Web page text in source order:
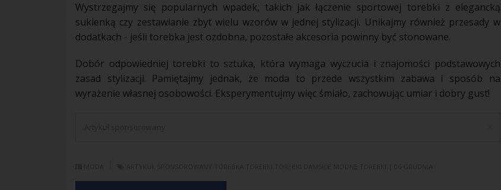
Wystrzegajmy się popularnych wpadek, takich jak łączenie sportowej torebki z elegancką
sukienką czy zestawianie zbyt wielu wzorów w jednej stylizacji. Unikajmy również przesady w
dodatkach - jeśli torebka jest ozdobna, pozostałe akcesoria powinny być stonowane.
Dobór odpowiedniej torebki to sztuka, która wymaga wyczucia i znajomości podstawowych
zasad stylizacji. Pamiętajmy jednak, że moda to przede wszystkim zabawa i sposób na
wyrażenie własnej osobowości. Eksperymentujmy więc śmiało, zachowując umiar i dobry gust!